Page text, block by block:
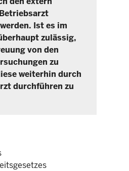
Ist es im
zulässig,
von den
zu
weiterhin durch
durchführen zu